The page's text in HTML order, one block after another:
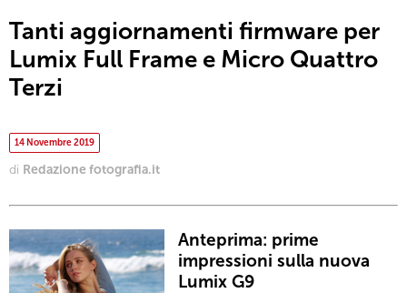
Tanti aggiornamenti firmware per
Lumix Full Frame e Micro Quattro
Terzi
14 Novembre 2019
di Redazione fotografia.it
Anteprima: prime
impressioni sulla nuova
Lumix G9